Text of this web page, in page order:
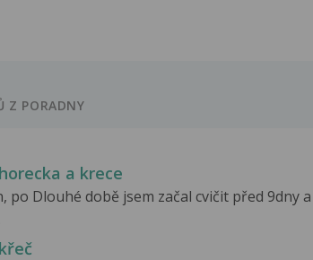
Z PORADNY
a krece
po Dlouhé době jsem začal cvičit před 9dny